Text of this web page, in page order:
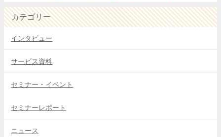
カテゴリー
インタビュー
サービス資料
セミナー・イベント
セミナーレポート
ニュース